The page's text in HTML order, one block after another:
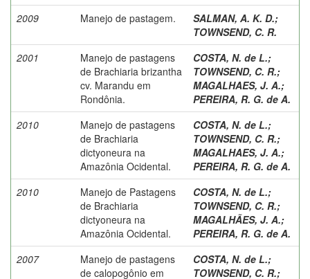
2009 Manejo de pastagem. SALMAN, A. K. D.;
TOWNSEND, C. R.
2001
Manejo de pastagens
de Brachiaria brizantha
cv. Marandu em
Rondônia.
COSTA, N. de L.;
TOWNSEND, C. R.;
MAGALHAES, J. A.;
PEREIRA, R. G. de A.
2010
Manejo de pastagens
de Brachiaria
dictyoneura na
Amazônia Ocidental.
COSTA, N. de L.;
TOWNSEND, C. R.;
MAGALHAES, J. A.;
PEREIRA, R. G. de A.
2010
Manejo de Pastagens
de Brachiaria
dictyoneura na
Amazônia Ocidental.
COSTA, N. de L.;
TOWNSEND, C. R.;
MAGALHÃES, J. A.;
PEREIRA, R. G. de A.
2007
Manejo de pastagens
de calopogônio em
COSTA, N. de L.;
TOWNSEND, C. R.;